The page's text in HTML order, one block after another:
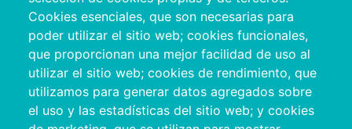
Cookies esenciales, que son necesarias para
poder utilizar el sitio web; cookies funcionales,
que proporcionan una mejor facilidad de uso al
utilizar el sitio web; cookies de rendimiento, que
utilizamos para generar datos agregados sobre
el uso y las estadísticas del sitio web; y cookies
+34 986 804 100 | +34 986 804 124